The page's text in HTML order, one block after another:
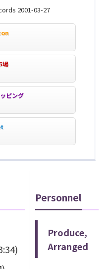
2001-03-27
場
ピング
Personnel
Produce,
Arranged